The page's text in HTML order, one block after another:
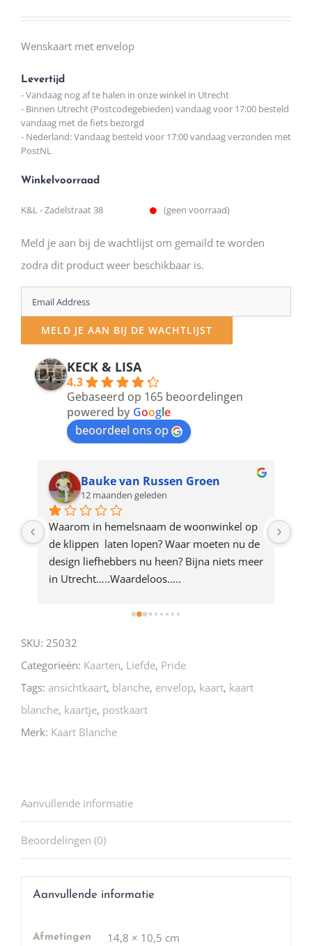
Wenskaart met envelop
Levertijd
- Vandaag nog af te halen in onze winkel in Utrecht
- Binnen Utrecht (Postcodegebieden) vandaag voor 17:00 besteld
vandaag met de fiets bezorgd
- Nederland: Vandaag besteld voor 17:00 vandaag verzonden met
PostNL
Winkelvoorraad
K&L - Zadelstraat 38 (geen voorraad)
Meld je aan bij de wachtlijst om gemaild te worden
zodra dit product weer beschikbaar is.
Enter
your
email
address
product
MELD JE AAN BIJ DE WACHTLIJST
KECK & LISA
4.3
Gebaseerd op 165 beoordelingen
powered by Google
beoordeel ons op
Bauke van Russen Groen
12 maanden geleden
Waarom in hemelsnaam de woonwinkel op
de klippen  laten lopen? Waar moeten nu de
design liefhebbers nu heen? Bijna niets meer
in Utrecht…..Waardeloos…..
SKU: 25032
Categorieën: Kaarten, Liefde, Pride
Tags: ansichtkaart, blanche, envelop, kaart, kaart
blanche, kaartje, postkaart
Merk: Kaart Blanche
Aanvullende informatie
Beoordelingen (0)
Aanvullende informatie
Afmetingen 14,8 × 10,5 cm